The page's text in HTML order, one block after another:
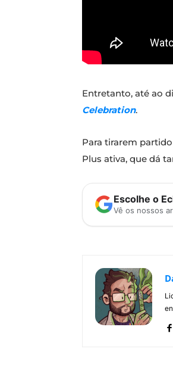
Entretanto, até ao
Celebration.
Para tirarem
Plus ativa, que dá
Escolhe o
Vê os nossos